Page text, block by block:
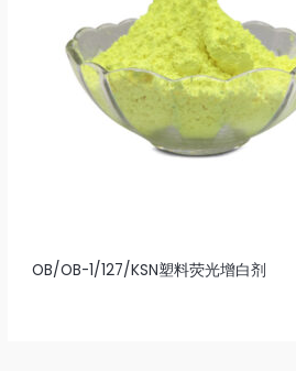
OB/OB-1/127/KSN塑料荧光增白剂